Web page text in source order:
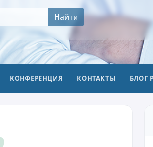
Найти
KОНФЕРЕНЦИЯ КОНТАКТЫ БЛОГ